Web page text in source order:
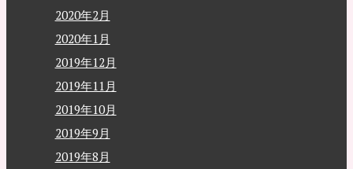
2020年2月
2020年1月
2019年12月
2019年11月
2019年10月
2019年9月
2019年8月